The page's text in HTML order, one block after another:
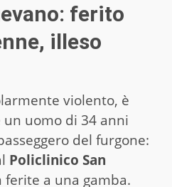
ferito
illeso
violento, è
uomo di 34 anni
del furgone:
Policlinico San
ferite a una gamba.